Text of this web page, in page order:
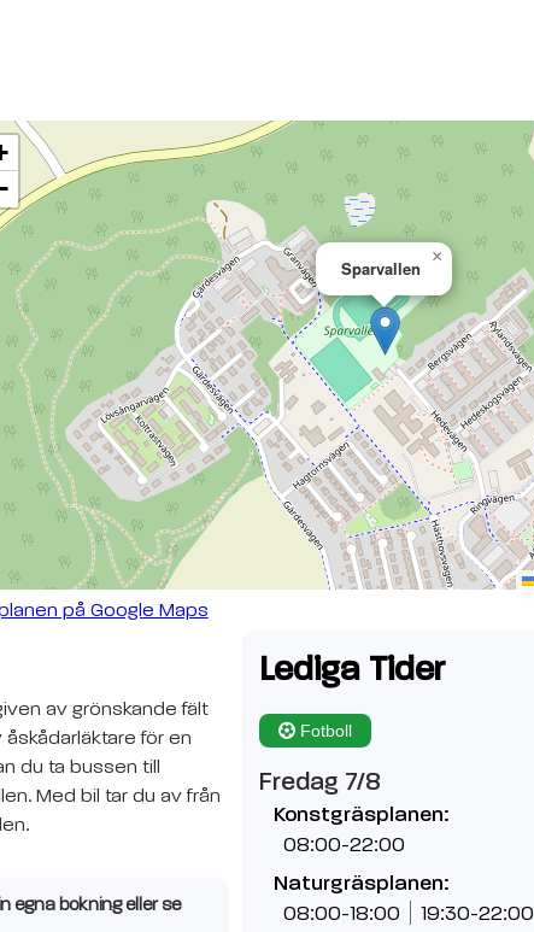
Sparvallen
×
på Google Maps
av grönskande fält
för en
du ta bussen till
Med bil tar du av från
egna bokning eller se
Lediga Tider
Fotboll
Fredag 7/8
Konstgräsplanen:
08:00-22:00
Naturgräsplanen:
08:00-18:00 19:30-22:00